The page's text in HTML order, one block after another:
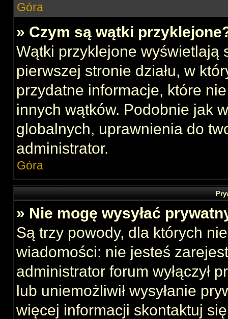
Góra
» Czym są wątki
Wątki przyklejone wyświetlają
pierwszej stronie działu, w
przydatne informacje, które
innych wątków. Podobnie jak
globalnych, uprawnienia do
administrator.
Góra
» Nie mogę wysyłać
Są trzy powody, dla których
wiadomości: nie jesteś
administrator forum wyłączył
lub uniemożliwił wysyłanie
więcej informacji skontaktuj